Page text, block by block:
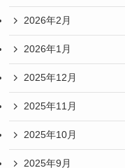
2026年2月
2026年1月
2025年12月
2025年11月
2025年10月
2025年9月